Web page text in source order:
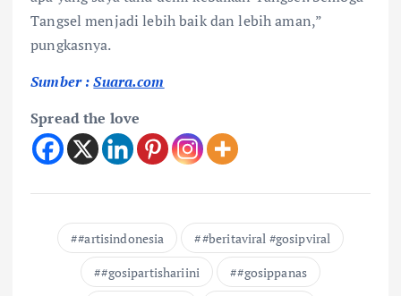
Tangsel menjadi lebih baik dan lebih aman,”
pungkasnya.
Sumber :Suara.com
Spread the love
#artisindonesia
#beritaviral #gosipviral
#gosipartishariini
#gosippanas